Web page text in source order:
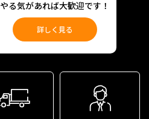
やる気があれば大歓迎です！
詳しく見る